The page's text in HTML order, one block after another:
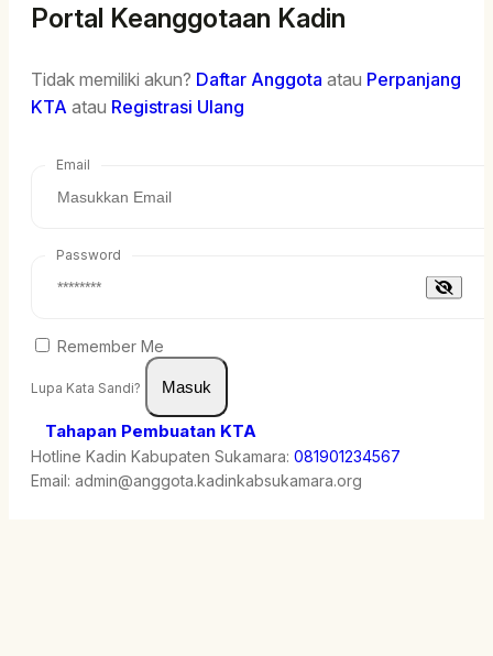
Portal Keanggotaan Kadin
Tidak memiliki akun? Daftar Anggota atau Perpanjang
KTA atau Registrasi Ulang
Email
Password
Remember Me
Lupa Kata Sandi? Masuk
Tahapan Pembuatan KTA
Hotline Kadin Kabupaten Sukamara: 081901234567
Email: admin@anggota.kadinkabsukamara.org